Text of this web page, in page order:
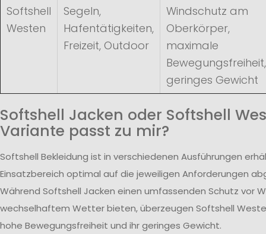
Softshell
Westen
Segeln,
Hafentätigkeiten,
Freizeit, Outdoor
Windschutz am
Oberkörper,
maximale
Bewegungsfreiheit,
geringes Gewicht
Softshell Jacken oder Softshell
Variante passt zu mir?
Softshell Bekleidung ist in verschiedenen Ausführungen
Einsatzbereich optimal auf die jeweiligen Anforderungen
Während Softshell Jacken einen umfassenden Schutz vor
wechselhaftem Wetter bieten, überzeugen Softshell
hohe Bewegungsfreiheit und ihr geringes Gewicht.